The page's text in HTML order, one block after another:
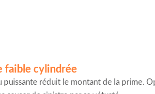
faible cylindrée
réduit le montant de la prime.